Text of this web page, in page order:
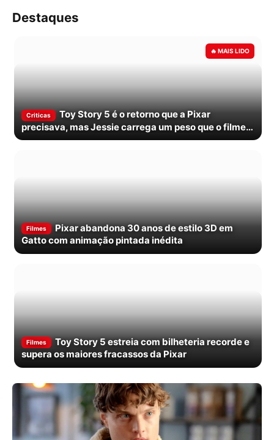
Destaques
Criticas
Toy Story 5 é o retorno que a Pixar
precisava, mas Jessie carrega um peso que o filme
nem sempre divide
Filmes
Pixar abandona 30 anos de estilo 3D em
Gatto com animação pintada inédita
Filmes
Toy Story 5 estreia com bilheteria recorde e
supera os maiores fracassos da Pixar